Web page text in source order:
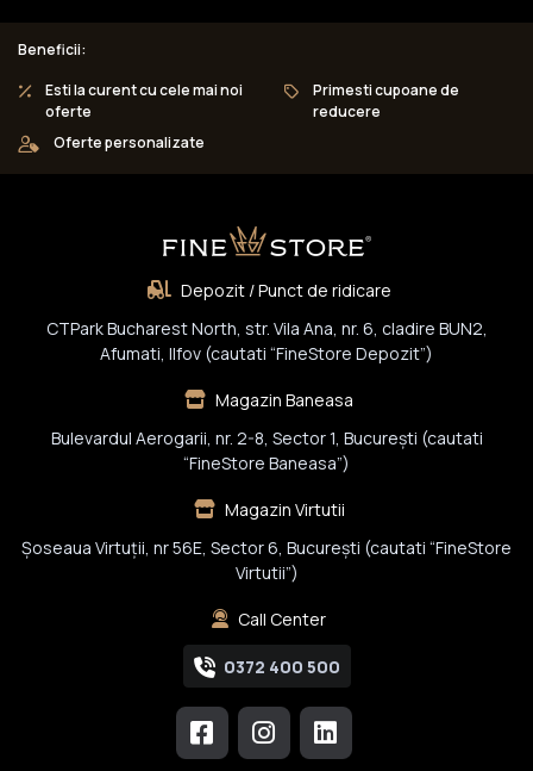
Beneficii:
Esti la curent cu cele mai noi
oferte
Primesti cupoane de
reducere
Oferte personalizate
Depozit / Punct de ridicare
CTPark Bucharest North, str. Vila Ana, nr. 6, cladire BUN2,
Afumati, Ilfov (cautati “FineStore Depozit”)
Magazin Baneasa
Bulevardul Aerogarii, nr. 2-8, Sector 1, Bucureşti (cautati
“FineStore Baneasa”)
Magazin Virtutii
Șoseaua Virtuții, nr 56E, Sector 6, București (cautati “FineStore
Virtutii”)
Call Center
0372 400 500